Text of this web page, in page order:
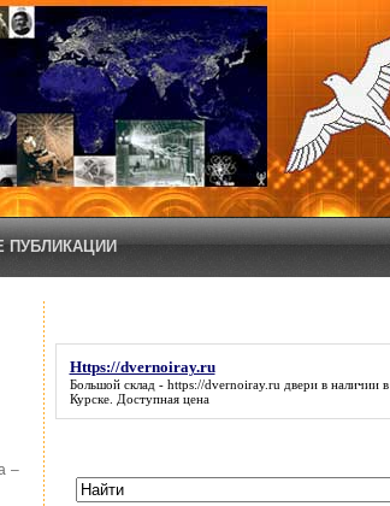
ПУБЛИКАЦИИ
–
Https://dvernoiray.ru
Большой склад - https://dvernoiray.ru двери в наличии в
Курске. Доступная цена